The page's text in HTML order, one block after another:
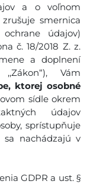
a o voľnom
smernica
údajov)
č. 18/2018 Z. z.
a doplnení
Vám
ktorej osobné
sídle okrem
údajov
sprístupňuje
nachádzajú v
GDPR a ust. §